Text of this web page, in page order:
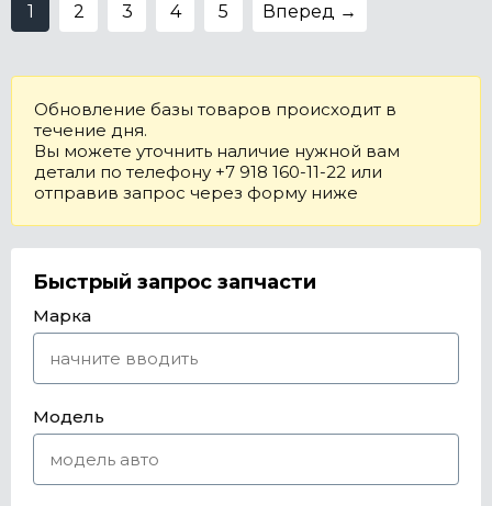
1 2 3 4 5 Вперед →
Обновление базы товаров происходит в
течение дня.
Вы можете уточнить наличие нужной вам
детали по телефону +7 918 160-11-22 или
отправив запрос через форму ниже
Быстрый запрос запчасти
Марка
Модель